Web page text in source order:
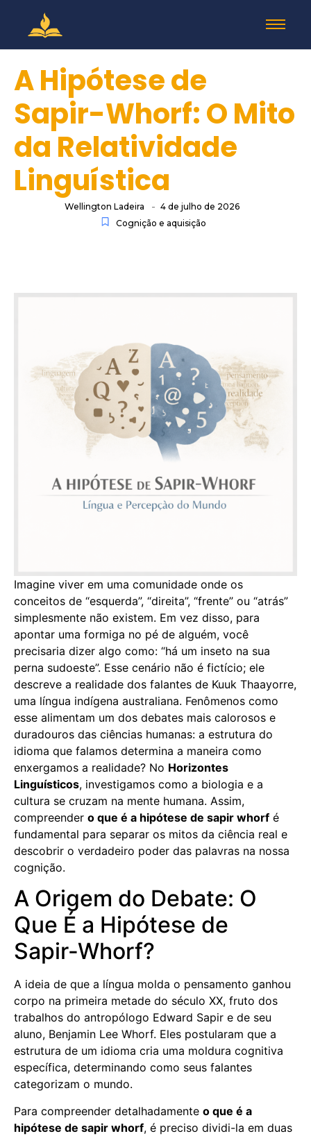
A Hipótese de
Sapir-Whorf: O Mito
da Relatividade
Linguística
Wellington Ladeira - 4 de julho de 2026
Cognição e aquisição
Imagine viver em uma comunidade onde os
conceitos de “esquerda”, “direita”, “frente” ou “atrás”
simplesmente não existem. Em vez disso, para
apontar uma formiga no pé de alguém, você
precisaria dizer algo como: “há um inseto na sua
perna sudoeste”. Esse cenário não é fictício; ele
descreve a realidade dos falantes de Kuuk Thaayorre,
uma língua indígena australiana. Fenômenos como
esse alimentam um dos debates mais calorosos e
duradouros das ciências humanas: a estrutura do
idioma que falamos determina a maneira como
enxergamos a realidade? No Horizontes
Linguísticos, investigamos como a biologia e a
cultura se cruzam na mente humana. Assim,
compreender o que é a hipótese de sapir whorf é
fundamental para separar os mitos da ciência real e
descobrir o verdadeiro poder das palavras na nossa
cognição.
A Origem do Debate: O
Que É a Hipótese de
Sapir-Whorf?
A ideia de que a língua molda o pensamento ganhou
corpo na primeira metade do século XX, fruto dos
trabalhos do antropólogo Edward Sapir e de seu
aluno, Benjamin Lee Whorf. Eles postularam que a
estrutura de um idioma cria uma moldura cognitiva
específica, determinando como seus falantes
categorizam o mundo.
Para compreender detalhadamente o que é a
hipótese de sapir whorf, é preciso dividi-la em duas